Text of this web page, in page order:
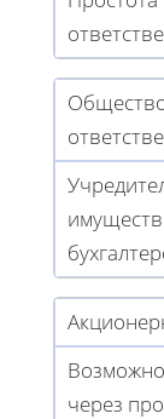
через